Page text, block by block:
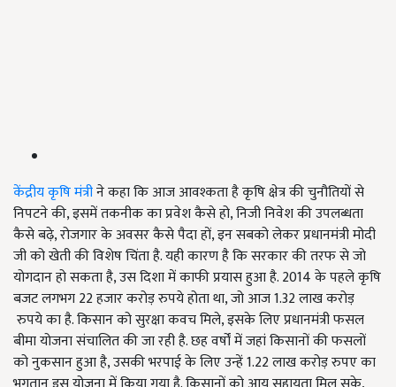
केंद्रीय कृषि मंत्रीने कहा कि आज आवश्कता है कृषि क्षेत्र की चुनौतियों से
निपटने की, इसमें तकनीक का प्रवेश कैसे हो, निजी निवेश की उपलब्धता
कैसे बढ़े, रोजगार के अवसर कैसे पैदा हों, इन सबको लेकर प्रधानमंत्री मोदी
जी को खेती की विशेष चिंता है. यही कारण है कि सरकार की तरफ से जो
योगदान हो सकता है, उस दिशा में काफी प्रयास हुआ है. 2014 के पहले कृषि
बजट लगभग 22 हजार करोड़ रुपये होता था, जो आज 1.32 लाख करोड़
रुपये का है. किसान को सुरक्षा कवच मिले, इसके लिए प्रधानमंत्री फसल
बीमा योजना संचालित की जा रही है. छह वर्षों में जहां किसानों की फसलों
को नुकसान हुआ है, उसकी भरपाई के लिए उन्हें 1.22 लाख करोड़ रुपए का